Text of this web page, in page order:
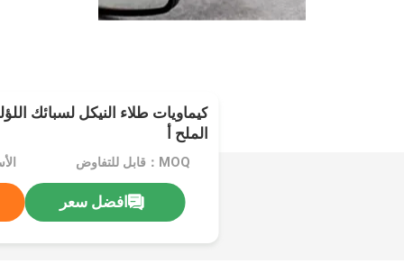
الملح أ
MOQ：قابل للتفاوض
افضل سعر